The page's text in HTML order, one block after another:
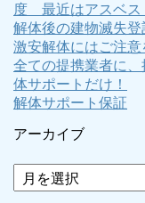
度 最近はアスベス
解体後の建物滅失登
激安解体にはご注意
全ての提携業者に
体サポートだけ！
解体サポート保証
アーカイブ
ア
ー